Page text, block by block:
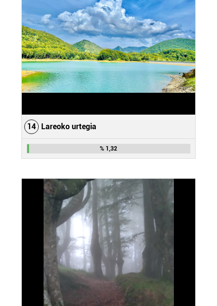
erabiltzen dituen hauta dezakezu.
Bazkide batzuek ez dizute baimenik eskatzen, eta beren
interes komertzial legitimoetan babesten dira. Ikusi gure
bazkideen zerrenda, beren ustez zein helburutarako
duten interes legitimoa eta horren aurka nola egin
dezakezun ikusteko.
buruzko informazio gehiago eta ezarri zure lehentasunak
datuen atalean. Edozein unetan alda edo ken dezakezu
zure baimena Cookieen adierazpenean.
Webgune honek cookie propioak eta hirugarrenen cookie-
zerbitzuak hobetzeko asmoz, cookie teknologiaz
baliatzen gara. Ohar hau onartuz gero, teknologia hori
erabiltzeko baimen esplizitua ematen diguzu.
Gehiago
14 Lareoko urtegia
% 1,32